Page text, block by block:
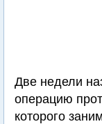
Две недели
операцию
которого